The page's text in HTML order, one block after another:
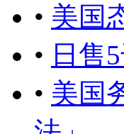
• 美国
• 日售
• 美国